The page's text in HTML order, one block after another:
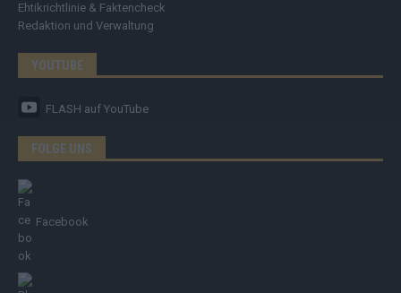
Ehtikrichtlinie & Faktencheck
Redaktion und Verwaltung
YOUTUBE
FLASH auf YouTube
FOLGE UNS
Facebook